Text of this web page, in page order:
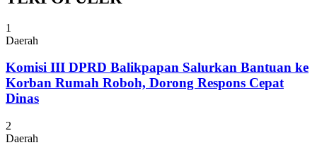
1
Daerah
Komisi III DPRD Balikpapan Salurkan Bantuan ke
Korban Rumah Roboh, Dorong Respons Cepat
Dinas
2
Daerah